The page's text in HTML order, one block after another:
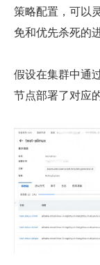
策略配置，可以
免和优先杀死的进
假设在集群中通
节点部署了对应